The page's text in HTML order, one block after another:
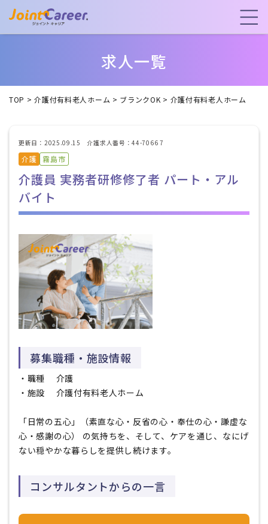
求人一覧
TOP >介護付有料老人ホーム > ブランクOK > 介護付有料老人ホーム
更新日：2025.09.15 介護求人番号：44-7066 7
介護 霧島市
介護員 実務者研修修了者 パート・アル
バイト
募集職種・施設情報
・職種 介護
・施設 介護付有料老人ホーム
「日常の五心」（素直な心・反省の心・奉仕の心・謙虚な
心・感謝の心） の気持ちを、そして、ケアを通じ、なにげ
ない穏やかな暮らしを提供し続けます。
コンサルタントからの一言